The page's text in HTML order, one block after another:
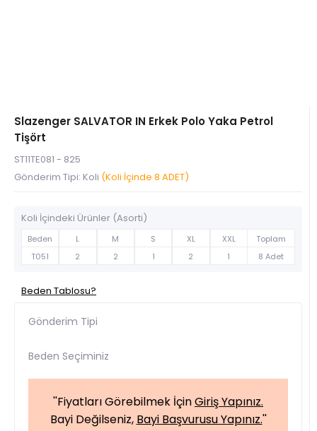
Slazenger SALVATOR IN Erkek Polo Yaka Petrol
Tişört
ST11TE081 - 825
Gönderim Tipi: Koli (Koli İçinde 8 ADET)
Koli İçindeki Ürünler (Asorti)
Beden L M S XL XXL
Toplam
T051
2 2 1 2 1 8 Adet
Beden Tablosu?
Gönderim Tipi
Beden Seçiminiz
''Fiyatları Görebilmek İçinGiriş Yapınız.
Bayi Değilseniz, Bayi Başvurusu Yapınız.''